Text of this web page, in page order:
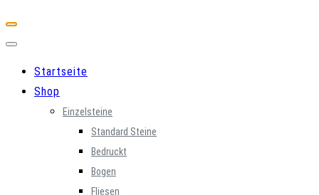
Startseite
Shop
Einzelsteine
Standard Steine
Bedruckt
Bogen
Fliesen